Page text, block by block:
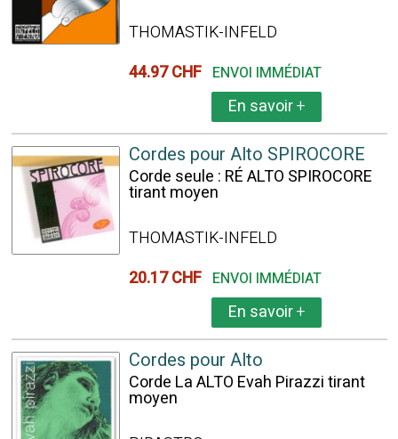
THOMASTIK-INFELD
44.97 CHF ENVOI IMMÉDIAT
En savoir+
Cordes pour Alto SPIROCORE
Corde seule : RÉ ALTO SPIROCORE
tirant moyen
THOMASTIK-INFELD
20.17 CHF ENVOI IMMÉDIAT
En savoir+
Cordes pour Alto
Corde La ALTO Evah Pirazzi tirant
moyen